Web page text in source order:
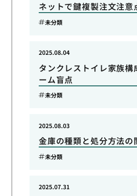
ネットで鍵複製注文注意
未分類
タンクレストイレ家族構
ーム盲点
2025.08.04
未分類
金庫の種類と処分方法の
2025.08.03
未分類
2025.07.31